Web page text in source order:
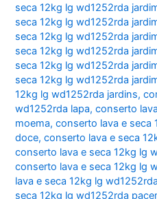
seca 12kg lg wd1252rda
seca 12kg lg wd1252rda
seca 12kg lg wd1252rda
seca 12kg lg wd1252rda
seca 12kg lg wd1252rda
seca 12kg lg wd1252rda
12kg lg wd1252rda jardins,
wd1252rda lapa,conserto
moema,conserto lava e seca
doce,conserto lava e seca
conserto lava e seca 12kg lg
conserto lava e seca 12kg lg
lava e seca 12kg lg
seca 12kg lg wd1252rda